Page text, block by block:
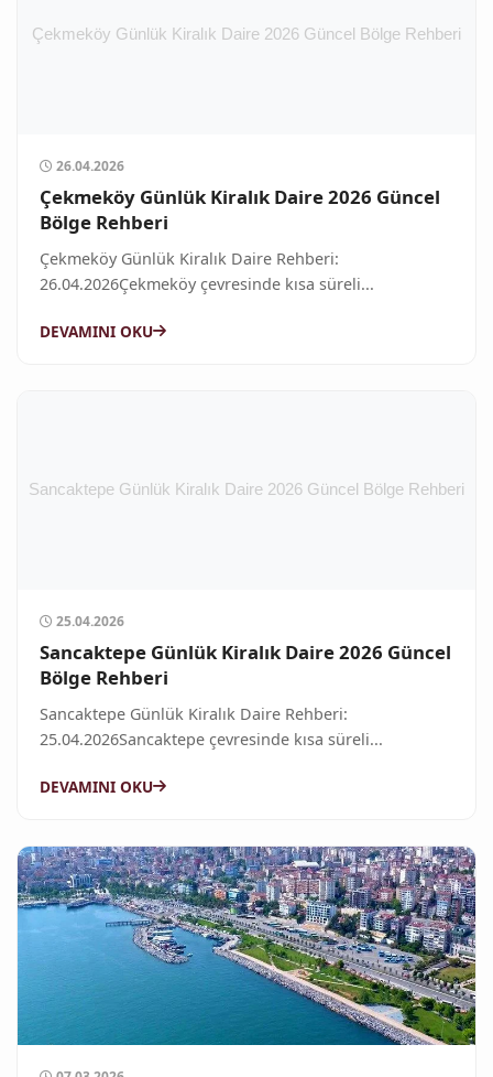
26.04.2026
Çekmeköy Günlük Kiralık Daire 2026 Güncel
Bölge Rehberi
Çekmeköy Günlük Kiralık Daire Rehberi:
26.04.2026Çekmeköy çevresinde kısa süreli...
DEVAMINI OKU
25.04.2026
Sancaktepe Günlük Kiralık Daire 2026 Güncel
Bölge Rehberi
Sancaktepe Günlük Kiralık Daire Rehberi:
25.04.2026Sancaktepe çevresinde kısa süreli...
DEVAMINI OKU